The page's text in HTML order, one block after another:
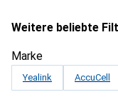
Weitere beliebte
Marke
Yealink AccuCell